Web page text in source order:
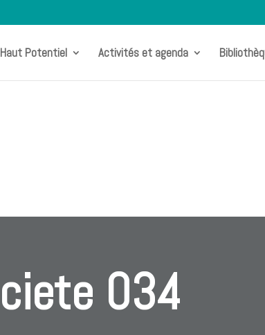
Potentiel Activités et agenda
034